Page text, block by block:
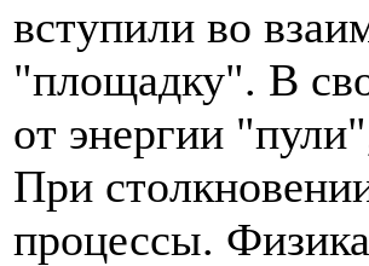
вступили во
"площадку". В
от энергии
При
процессы.